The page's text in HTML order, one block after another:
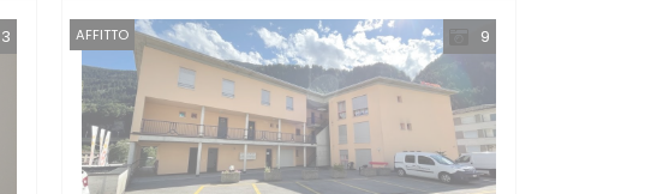
3 9
AFFITTO